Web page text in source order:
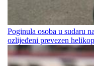
Poginula osoba u sudaru
ozlijeđeni prevezen